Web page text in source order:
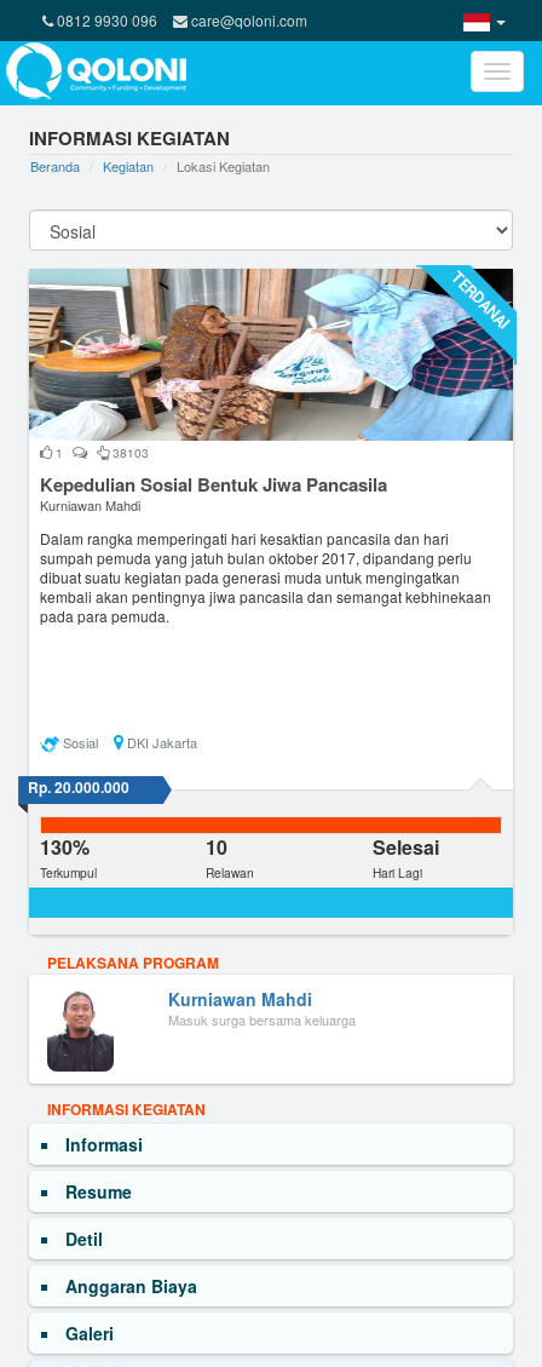
0812 9930 096 care@qoloni.com
Toggle
INFORMASI KEGIATAN
Beranda Kegiatan Lokasi Kegiatan
TERDANAI
1 38103
Kepedulian Sosial Bentuk Jiwa Pancasila
Kurniawan Mahdi
Dalam rangka memperingati hari kesaktian pancasila dan hari
sumpah pemuda yang jatuh bulan oktober 2017, dipandang perlu
dibuat suatu kegiatan pada generasi muda untuk mengingatkan
kembali akan pentingnya jiwa pancasila dan semangat kebhinekaan
pada para pemuda.
Sosial DKI Jakarta
Rp. 20.000.000
130%
Terkumpul
10
Relawan
Selesai
Hari Lagi
PELAKSANA PROGRAM
Kurniawan Mahdi
Masuk surga bersama keluarga
INFORMASI KEGIATAN
Informasi
Resume
Detil
Anggaran Biaya
Galeri